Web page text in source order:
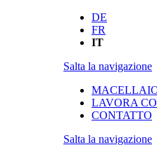
DE
FR
IT
Salta la navigazione
LAVORA
CONTATTO
Salta la navigazione